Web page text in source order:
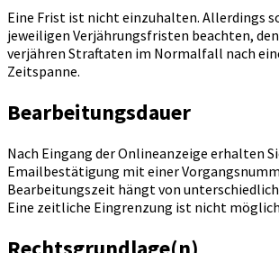
Eine Frist ist nicht einzuhalten. Allerdings
jeweiligen Verjährungsfristen beachten,
verjähren Straftaten im Normalfall nach
Zeitspanne.
Bearbeitungsdauer
Nach Eingang der Onlineanzeige erhalten
Emailbestätigung mit einer
Bearbeitungszeit hängt von
Eine zeitliche Eingrenzung ist nicht